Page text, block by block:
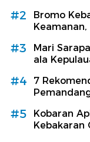
#2
Bromo
#3
Mari
ala
#4
7
#5
Kobaran
Kebakaran